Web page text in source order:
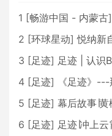
1 [畅游中国 - 内蒙古]
2 [环球星动] 悦纳新
3 [足迹] 足迹 | 认识
4 [足迹]
《足迹》
5 [足迹] 幕后故事∣
6 [足迹] 足迹∣冲上